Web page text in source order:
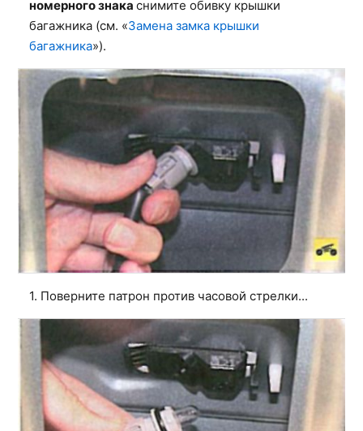
номерного знака снимите обивку крышки
багажника (см. «Замена замка крышки
багажника»).
1. Поверните патрон против часовой стрелки...